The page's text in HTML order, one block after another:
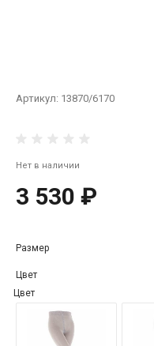
Артикул: 13870/6170
Нет в наличии
3 530 ₽
Размер
Цвет
Цвет